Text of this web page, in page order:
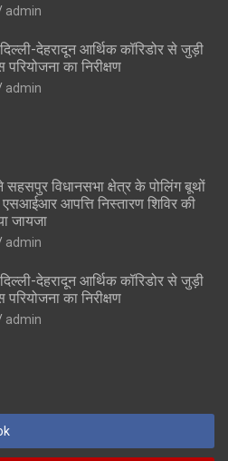
admin
देहरादून आर्थिक कॉरिडोर से जुड़ी
परियोजना का निरीक्षण
admin
सहसपुर विधानसभा क्षेत्र के पोलिंग बूथों
एसआईआर आपत्ति निस्तारण शिविर की
जायजा
admin
देहरादून आर्थिक कॉरिडोर से जुड़ी
परियोजना का निरीक्षण
admin